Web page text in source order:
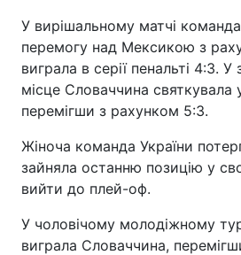
У вирішальному матчі
перемогу над Мексикою з
виграла в серії пенальті 4:3. У
місце Словаччина святкувала
перемігши з рахунком 5:3.
Жіноча команда України
зайняла останню позицію у
вийти до плей-оф.
У чоловічому молодіжному
виграла Словаччина,